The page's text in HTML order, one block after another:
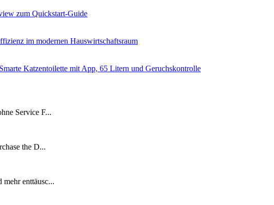
zum Quickstart-Guide
im modernen Hauswirtschaftsraum
Katzentoilette mit App, 65 Litern und Geruchskontrolle
Service F...
the D...
enttäusc...